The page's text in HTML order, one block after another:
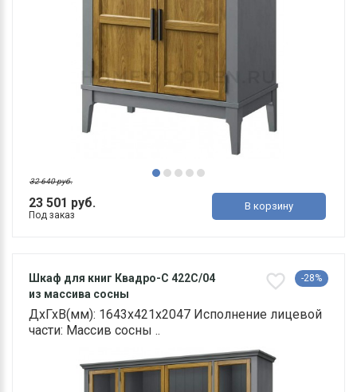
23 501 руб.
32 640 руб.
Под заказ
В корзину
Шкаф для книг Квадро-С 422С/04
из массива сосны
-28%
ДхГхВ(мм): 1643х421х2047 Исполнение лицевой
части: Массив сосны ..